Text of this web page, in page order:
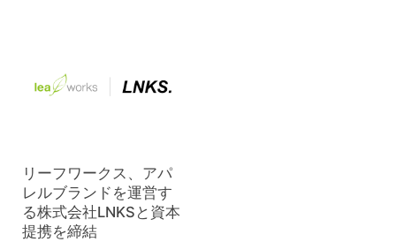
リーフワークス、アパ
レルブランドを運営す
る株式会社LNKSと資本
提携を締結